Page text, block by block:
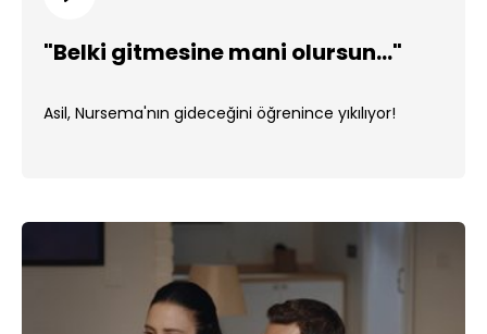
"Belki gitmesine mani olursun..."
Asil, Nursema'nın gideceğini öğrenince yıkılıyor!